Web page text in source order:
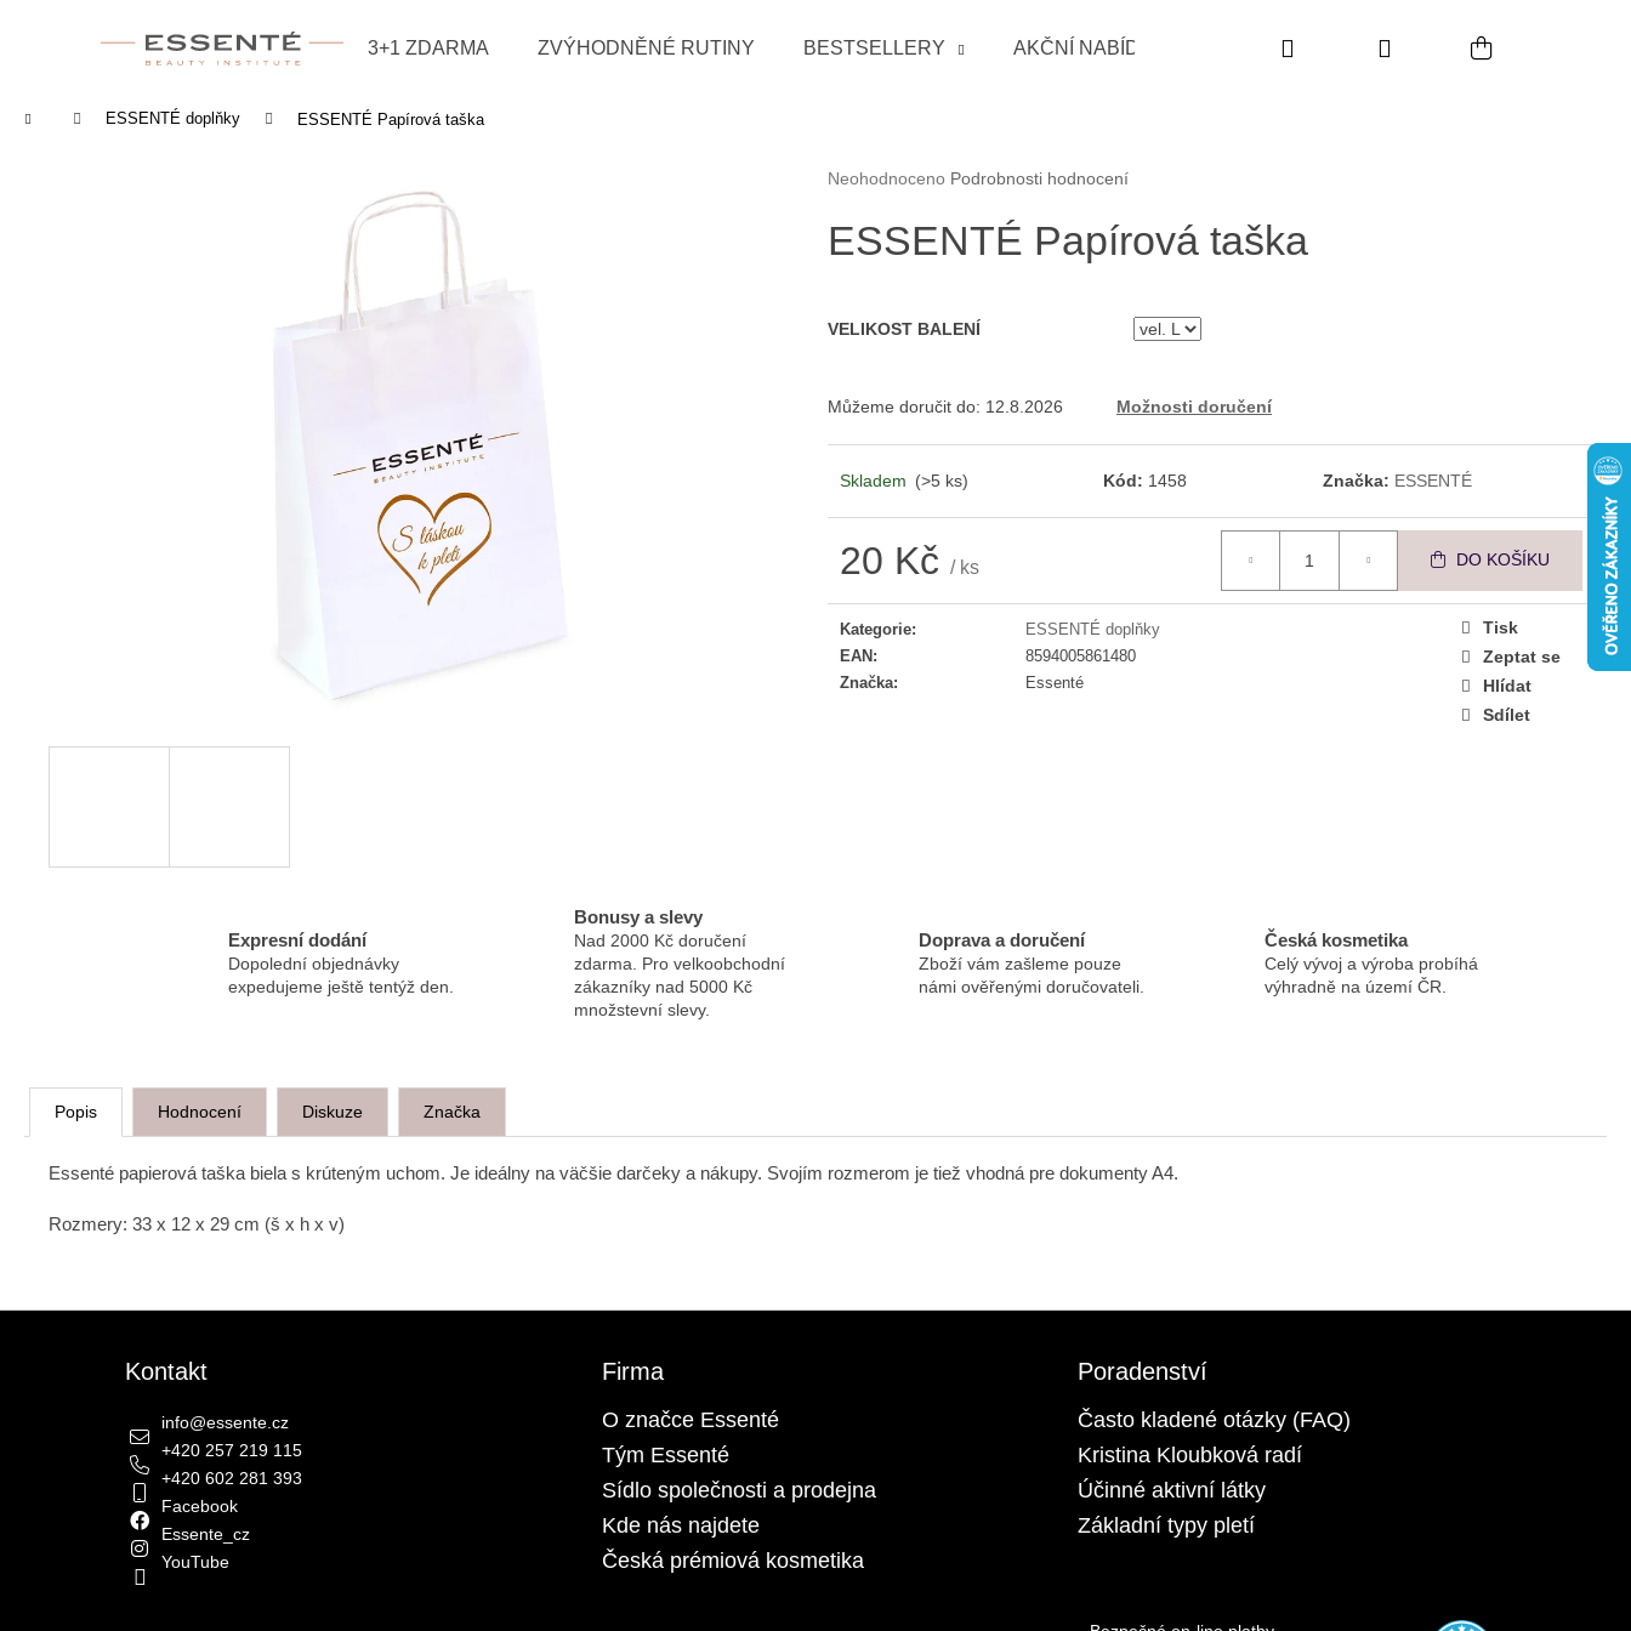
3+1 ZDARMA ZVÝHODNĚNÉ RUTINY BESTSELLERY AKČNÍ NABÍDKA POUŽITÍ INDIKACE
Hledat PřihlášeníNákupní
Domů ESSENTÉ doplňky ESSENTÉ Papírová taška
Průměrné hodnocení produktu je 0,0 z 5 hvězdiček.
Neohodnoceno Podrobnosti hodnocení
ESSENTÉ Papírová taška
VELIKOST BALENÍ
Můžeme doručit do: 12.8.2026 Možnosti doručení
Skladem (>5 ks) Kód: 1458 Značka: ESSENTÉ
20 Kč / ks DO KOŠÍKU
Kategorie:
ESSENTÉ doplňky
EAN:
8594005861480
Značka: Essenté
Tisk
Zeptat se
Hlídat
Sdílet
Expresní dodání
Dopolední objednávky
expedujeme ještě tentýž den.
Bonusy a slevy
Nad 2000 Kč doručení
zdarma. Pro velkoobchodní
zákazníky nad 5000 Kč
množstevní slevy.
Doprava a doručení
Zboží vám zašleme pouze
námi ověřenými doručovateli.
Česká kosmetika
Celý vývoj a výroba probíhá
výhradně na území ČR.
Popis Hodnocení Diskuze Značka
Essenté papierová taška biela s krúteným uchom. Je ideálny na väčšie darčeky a nákupy. Svojím rozmerom je tiež vhodná pre dokumenty A4.
Rozmery: 33 x 12 x 29 cm (š x h x v)
HLEDAT
Následující
ESSENTÉ MYCÍ EMULZE S AHA
MASKA
180 Kč
Kontakt
info@essente.cz
+420 257 219 115
+420 602 281 393
Facebook
Essente_cz
YouTube
Firma
O značce Essenté
Tým Essenté
Sídlo společnosti a prodejna
Kde nás najdete
Česká prémiová kosmetika
Poradenství
Často kladené otázky (FAQ)
Kristina Kloubková radí
Účinné aktivní látky
Základní typy pletí